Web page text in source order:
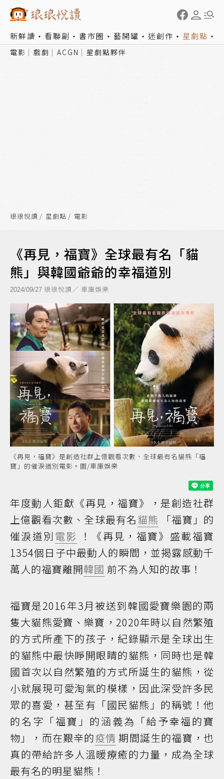
新鮮讀 看聯副 書市圈 藝開罐 迷創作 星劇點
電影 戲劇 ACGN 星劇點夥伴
琅琅悅讀 星劇點 電影
《再見，福寶》全球最有名「貓
熊」與韓國爺爺的幸福道別
2024/09/27 琅琅悅讀／ 車庫娛樂
《再見，福寶》是創造社群上億觀看次數、全球最有名貓熊「福
寶」的催淚道別電影。圖/車庫娛樂
年度動人鉅獻《再見，福寶》，是創造社群
上億觀看次數、全球最有名貓熊 「福寶」的
催淚道別 電影
！《再見，福寶》盛載福寶
1354個日子中最動人的瞬間，並揭露感動千
萬人的福寶離開韓國 前不為人知的故事！
福寶是2016年3月被送到韓國愛寶樂園的兩
隻大貓熊愛寶、樂寶，2020年時以自然繁殖
的方式所產下的孩子，紀錄顯示是全球出生
的貓熊中最快睜開眼睛的貓熊，同時也是韓
國首次以自然繁殖的方式所誕生的貓熊，從
小就展現可愛淘氣的模樣，因此深受許多民
眾的喜愛，甚至有「國民貓熊」的稱號！他
的名字「福寶」的涵義為「給予幸福的寶
物」，而在艱辛的疫情 期間誕生的福寶，也
真的帶給許多人溫暖療癒的力量，成為全球
最有名的明星貓熊！